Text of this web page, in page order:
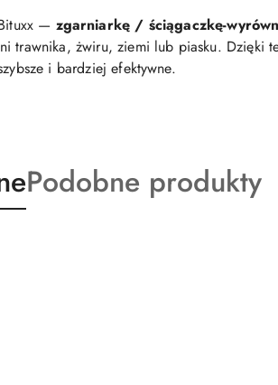
— zgarniarkę / ściągaczkę-
trawnika, żwiru, ziemi lub piasku. Dzięki
i bardziej efektywne.
Produkty
o
Podobne produkty